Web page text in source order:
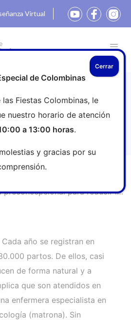
Virtual
para reducir la tasa
preconcepcional para reducir la
Cada año se registran en
partos. De ellos, casi
de forma natural y a
que son atendidos en
enfermera especialista en
(matrona). Sin
de Colombinas
Fiestas Colombinas, le
nuestro horario de atención
a 13:00 horas.
y gracias por su
Cerrar